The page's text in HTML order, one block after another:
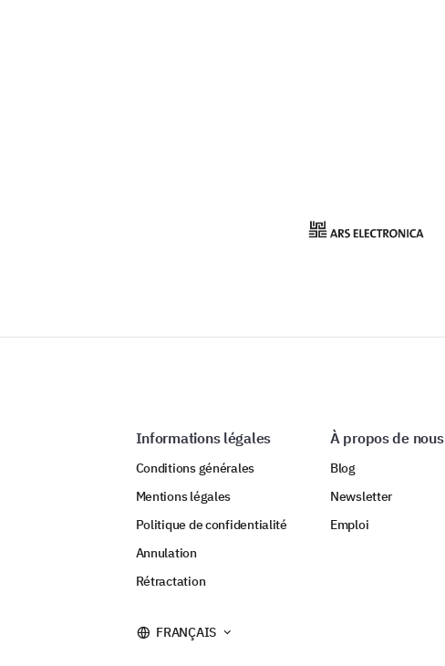
Informations légales
Conditions générales
Mentions légales
Politique de confidentialité
Annulation
Rétractation
À propos de nous
Blog
Newsletter
Emploi
FRANÇAIS